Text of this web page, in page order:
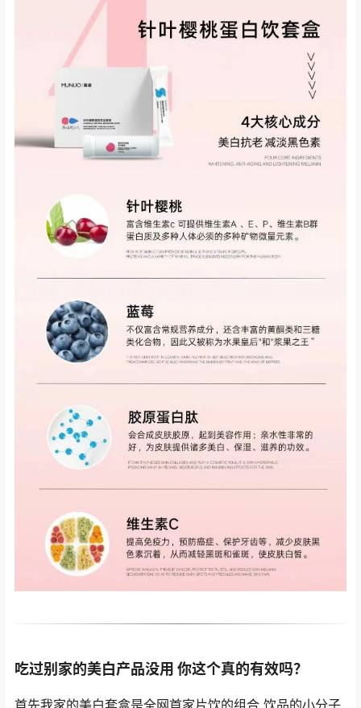
吃过别家的美白产品没用 你这个真的有效吗？